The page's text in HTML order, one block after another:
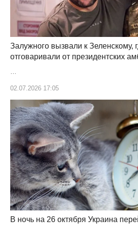
Залужного вызвали к Зеленскому,
отговаривали от президентских
…
02.07.2026 17:05
В ночь на 26 октября Украина